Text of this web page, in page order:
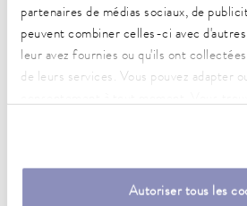
partenaires de médias sociaux, de
peuvent combiner celles-ci avec
leur avez fournies ou qu'ils ont
de leurs services. Vous pouvez adapter
Autoriser tous les
Pression de refoulement max.
Pompe Débit max. (pression)
15 L/min